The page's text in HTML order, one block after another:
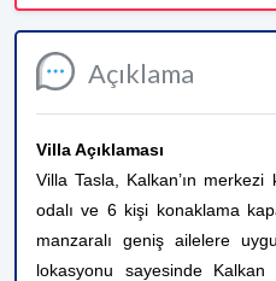
Açıklama
Villa Açıklaması
Villa Tasla, Kalkan’ın
odalı ve 6 kişi konaklama
manzaralı geniş ailelere
lokasyonu sayesinde